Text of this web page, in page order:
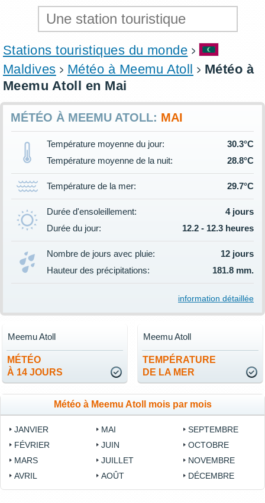
Stations touristiques du monde
Maldives
Météo à Meemu Atoll
Météo à
Meemu Atoll en Mai
MÉTÉO À MEEMU ATOLL: MAI
Température moyenne du jour:
30.3°C
Température moyenne de la nuit:
28.8°C
Température de la mer: 29.7°C
Durée d'ensoleillement:
4 jours
Durée du jour:
12.2 - 12.3 heures
Nombre de jours avec pluie:
12 jours
Hauteur des précipitations:
181.8 mm.
information détaillée
MÉTÉO
À 14 JOURS
Meemu Atoll
TEMPÉRATURE
DE LA MER
Meemu Atoll
Météo à Meemu Atoll mois par mois
JANVIER
FÉVRIER
MARS
AVRIL
MAI
JUIN
JUILLET
AOÛT
SEPTEMBRE
OCTOBRE
NOVEMBRE
DÉCEMBRE